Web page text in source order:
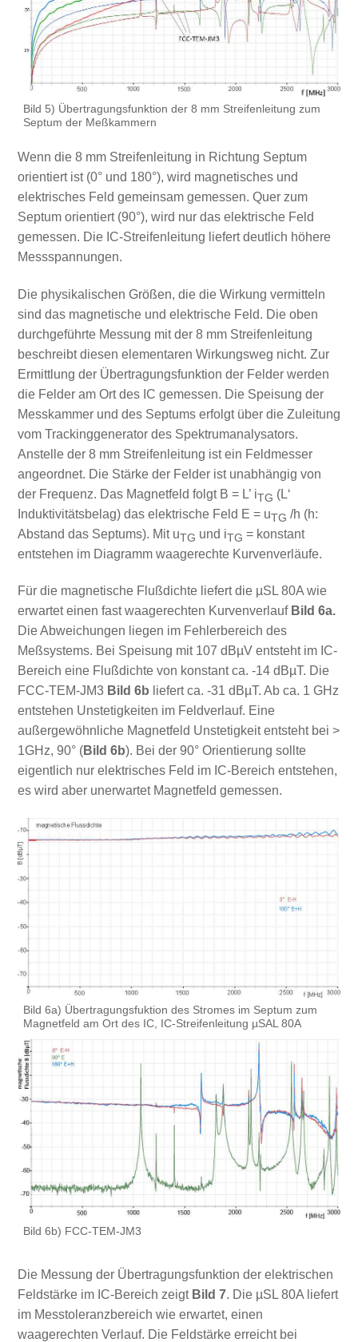
Bild 5) Übertragungsfunktion der 8 mm Streifenleitung zum
Septum der Meßkammern
Wenn die 8 mm Streifenleitung in Richtung Septum
orientiert ist (0° und 180°), wird magnetisches und
elektrisches Feld gemeinsam gemessen. Quer zum
Septum orientiert (90°), wird nur das elektrische Feld
gemessen. Die IC-Streifenleitung liefert deutlich höhere
Messspannungen.
Die physikalischen Größen, die die Wirkung vermitteln
sind das magnetische und elektrische Feld. Die oben
durchgeführte Messung mit der 8 mm Streifenleitung
beschreibt diesen elementaren Wirkungsweg nicht. Zur
Ermittlung der Übertragungsfunktion der Felder werden
die Felder am Ort des IC gemessen. Die Speisung der
Messkammer und des Septums erfolgt über die Zuleitung
vom Trackinggenerator des Spektrumanalysators.
Anstelle der 8 mm Streifenleitung ist ein Feldmesser
angeordnet. Die Stärke der Felder ist unabhängig von
der Frequenz. Das Magnetfeld folgt B = L’ iTG (L‘
Induktivitätsbelag) das elektrische Feld E = uTG /h (h:
Abstand das Septums). Mit uTG und iTG = konstant
entstehen im Diagramm waagerechte Kurvenverläufe.
Für die magnetische Flußdichte liefert die µSL 80A wie
erwartet einen fast waagerechten Kurvenverlauf Bild 6a.
Die Abweichungen liegen im Fehlerbereich des
Meßsystems. Bei Speisung mit 107 dBµV entsteht im IC-
Bereich eine Flußdichte von konstant ca. -14 dBµT. Die
FCC-TEM-JM3Bild 6b liefert ca. -31 dBµT. Ab ca. 1 GHz
entstehen Unstetigkeiten im Feldverlauf. Eine
außergewöhnliche Magnetfeld Unstetigkeit entsteht bei >
1GHz, 90° (Bild 6b). Bei der 90° Orientierung sollte
eigentlich nur elektrisches Feld im IC-Bereich entstehen,
es wird aber unerwartet Magnetfeld gemessen.
Bild 6a) Übertragungsfuktion des Stromes im Septum zum
Magnetfeld am Ort des IC, IC-Streifenleitung µSAL 80A
Bild 6b) FCC-TEM-JM3
Die Messung der Übertragungsfunktion der elektrischen
Feldstärke im IC-Bereich zeigt Bild 7. Die µSL 80A liefert
im Messtoleranzbereich wie erwartet, einen
waagerechten Verlauf. Die Feldstärke erreicht bei